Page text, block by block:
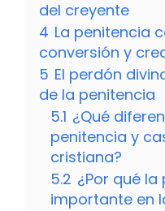
del creyente
4 La penitencia
conversión y
5 El perdón
de la penitencia
5.1 ¿Qué
penitencia y
cristiana?
5.2 ¿Por qué
importante en